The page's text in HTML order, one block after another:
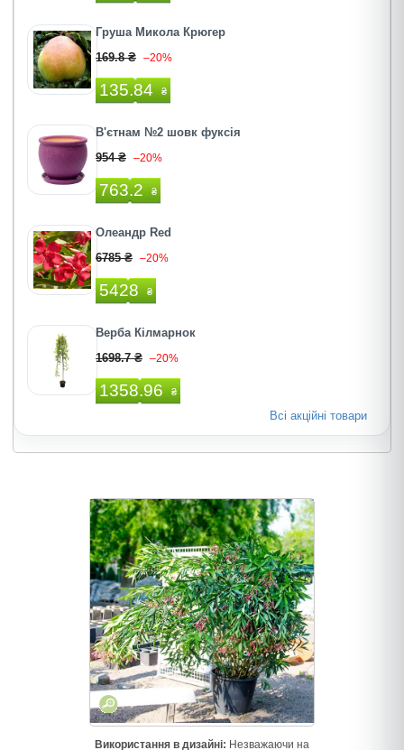
Груша Микола Крюгер
169.8 ₴ –20%
135.84 ₴
В'єтнам №2 шовк фуксія
954 ₴ –20%
763.2 ₴
Олеандр Red
6785 ₴ –20%
5428 ₴
Верба Кілмарнок
1698.7 ₴ –20%
1358.96 ₴
Всі акційні товари
Використання в дизайні: Незважаючи на